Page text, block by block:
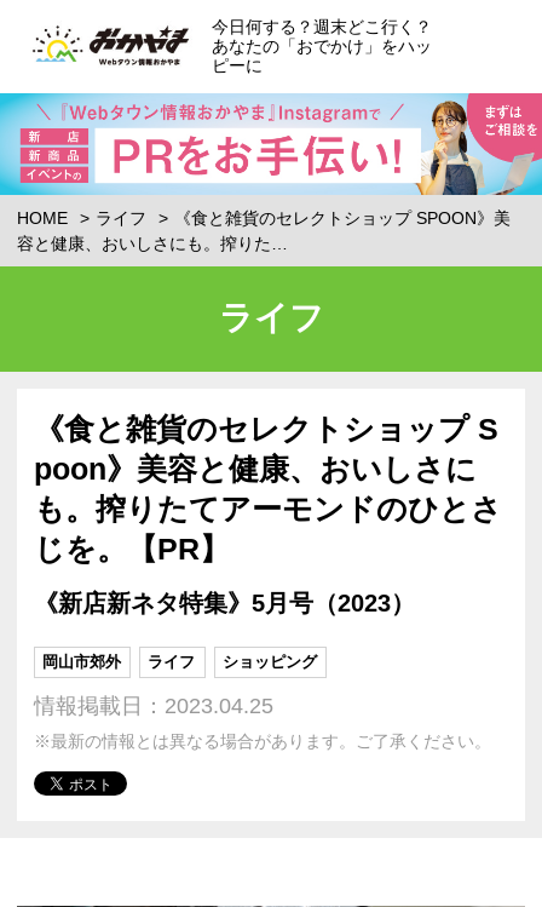
今日何する？週末どこ行く？
あなたの「おでかけ」をハッ
ピーに
HOME ライフ
《食と雑貨のセレクトショップ SPOON》美
容と健康、おいしさにも。搾りた…
ライフ
《食と雑貨のセレクトショップ S
poon》美容と健康、おいしさに
も。搾りたてアーモンドのひとさ
じを。【PR】
《新店新ネタ特集》5月号（2023）
岡山市郊外 ライフ ショッピング
情報掲載日：2023.04.25
※最新の情報とは異なる場合があります。ご了承ください。